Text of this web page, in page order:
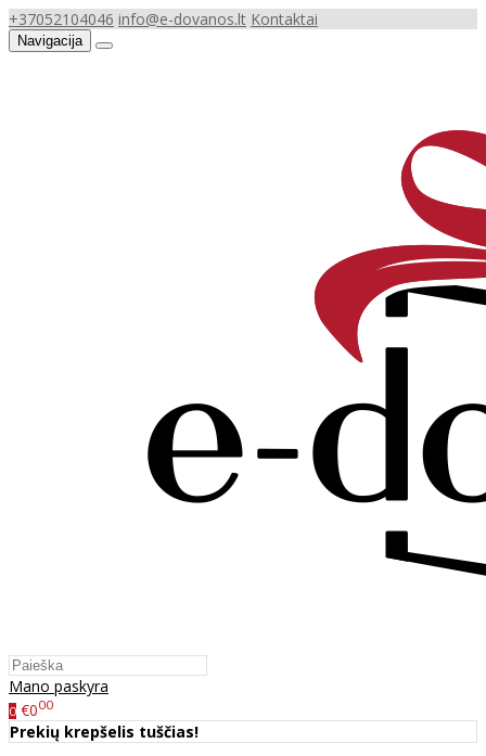
+37052104046 info@e-dovanos.lt Kontaktai
Navigacija
Mano paskyra
0 €000
Prekių krepšelis tuščias!